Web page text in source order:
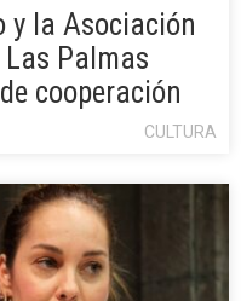
y la Asociación
Palmas
cooperación
CULTURA